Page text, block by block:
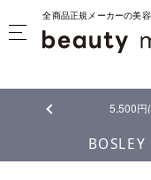
全商品正規メーカーの美
5,500円(税